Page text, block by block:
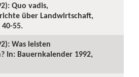
Quo vadis,
über Landwirtschaft,
40-55.
Was leisten
In: Bauernkalender 1992,